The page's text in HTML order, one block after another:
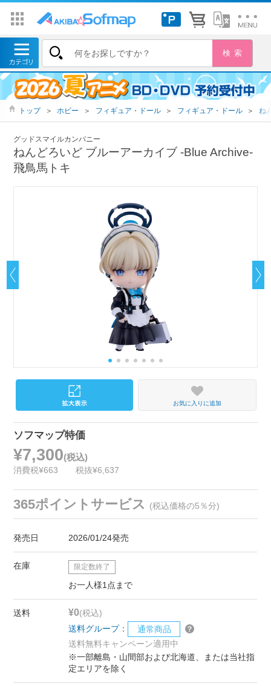
トップ ＞ ホビー ＞ フィギュア・ドール ＞ フィギュア・ドール ＞ ね
グッドスマイルカンパニー
ねんどろいど ブルーアーカイブ -Blue Archive-
飛鳥馬トキ
お気に入りに追加
ソフマップ特価
¥7,300(税込)
消費税¥663 税抜¥6,637
365ポイントサービス (税込価格の5％分)
発売日 2026/01/24発売
在庫 限定数終了
お一人様1点まで
送料 ¥0(税込)
送料グループ：
通常商品
送料無料キャンペーン適用中
※一部離島・山間部および北海道、または当社指
定エリアを除く